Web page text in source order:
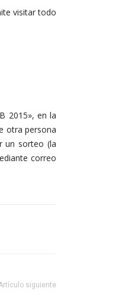
visitar todo
2015», en la
otra persona
un sorteo (la
correo
siguiente